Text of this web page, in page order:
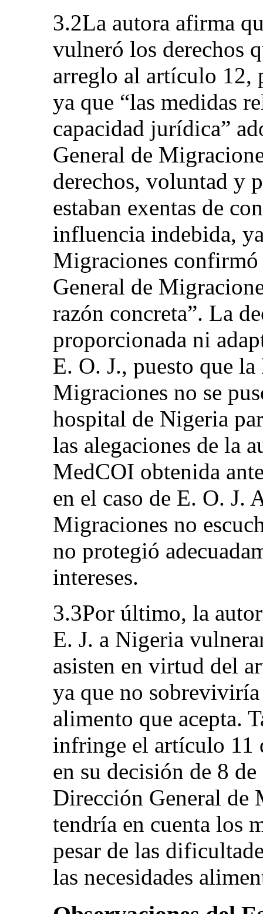
3.2La autora afirma
vulneró los derechos
arreglo al artículo 12,
ya que “las medidas
capacidad jurídica”
General de
derechos, voluntad y
estaban exentas de
influencia indebida,
Migraciones
General de
razón concreta”. La
proporcionada ni
E. O. J., puesto que
Migraciones no se
hospital de Nigeria
las alegaciones de la
MedCOI obtenida
en el caso de E. O. J.
Migraciones no
no protegió
intereses.
3.3Por último, la
E. J. a Nigeria
asisten en virtud del
ya que no
alimento que acepta.
infringe el artículo 11
en su decisión de 8
Dirección General de
tendría en cuenta los
pesar de las
las necesidades